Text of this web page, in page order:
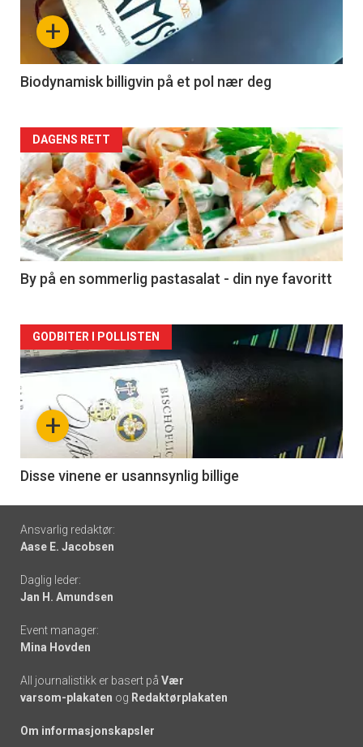
nå
4
+
Biodynamisk billigvin på et pol nær deg
Forsiden
akkurat
nå
-
5
DAGENS RETT
By på en sommerlig pastasalat - din nye favoritt
Forsiden
akkurat
nå
6
+
GODBITER I POLLISTEN
Disse vinene er usannsynlig billige
Footer
-
links
Ansvarlig redaktør:
Aase E. Jacobsen
Daglig leder:
Jan H. Amundsen
Event manager:
Mina Hovden
All journalistikk er basert på Vær
varsom-plakaten og Redaktørplakaten
Om informasjonskapsler